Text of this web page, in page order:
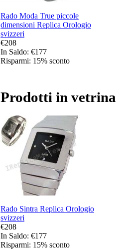
Rado Moda True piccole
dimensioni Replica Orologio
svizzeri
€208
In Saldo: €177
Risparmi: 15% sconto
Prodotti in vetrina
Rado Sintra Replica Orologio
svizzeri
€208
In Saldo: €177
Risparmi: 15% sconto